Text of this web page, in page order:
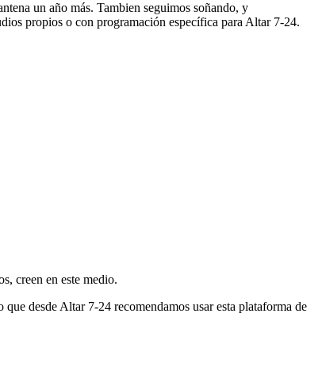
un año más. Tambien seguimos soñando, y
propios o con programación específica para Altar 7-24.
creen en este medio.
desde Altar 7-24 recomendamos usar esta plataforma de